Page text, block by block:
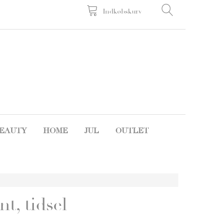
Indkøbskurv
HOME JUL OUTLET
tidsel